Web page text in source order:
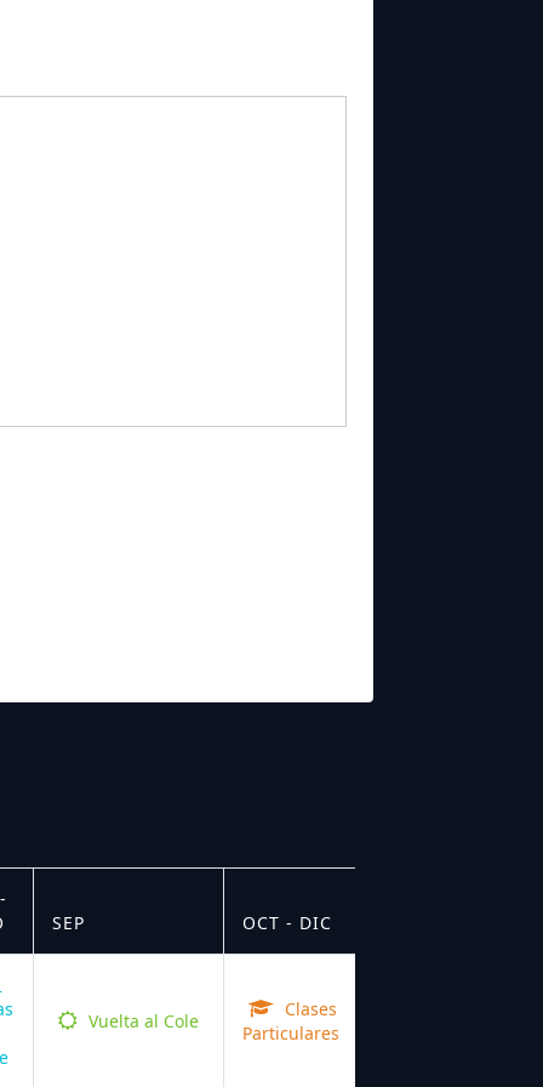
SEP OCT - DIC
Vuelta al Cole
Clases
Particulares